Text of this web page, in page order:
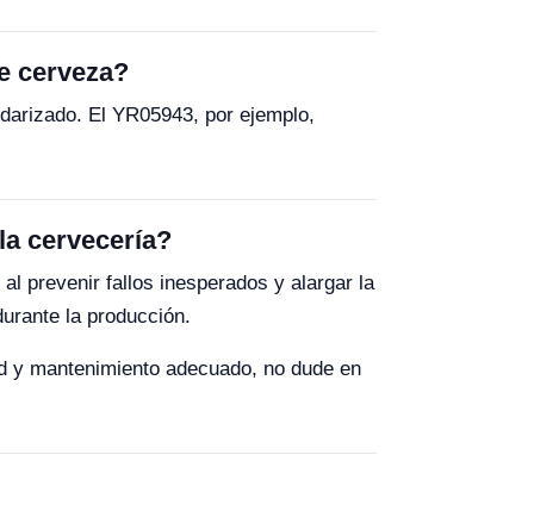
cerveza?
El YR05943, por ejemplo,
cervecería?
prevenir fallos inesperados y alargar la
la producción.
mantenimiento adecuado, no dude en